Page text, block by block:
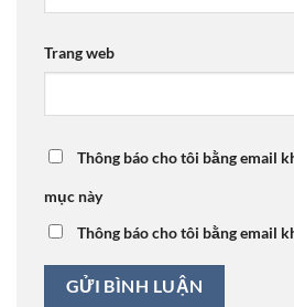
Trang web
Thông báo cho tôi bằng email
mục này
Thông báo cho tôi bằng email